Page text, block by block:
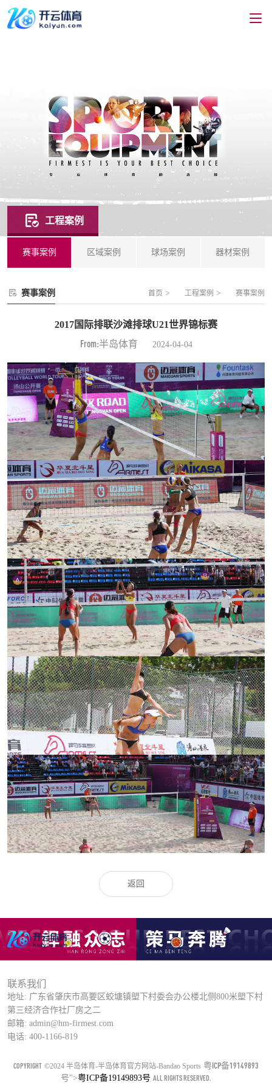
工程案例
赛事案例 区域案例 球场案例 器材案例
赛事案例 首页 > 工程案例 > 赛事案例
2017国际排联沙滩排球U21世界锦标赛
From:半岛体育 2024-04-04
返回
联系我们
地址: 广东省肇庆市高要区蛟塘镇塱下村委会办公楼北侧800米塱下村
第三经济合作社厂房之二
邮箱: admin@hm-firmest.com
电话: 400-1166-819
COPYRIGHT ©2024 半岛体育-半岛体育官方网站-Bandao Sports 粤ICP备19149893
号">粤ICP备19149893号 ALL RIGHTS RESERVED.